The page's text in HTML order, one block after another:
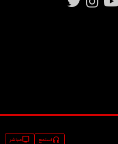
headphones استمع tvمباشر